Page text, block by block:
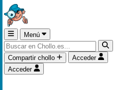
Menú
Compartir chollo
Acceder
Acceder